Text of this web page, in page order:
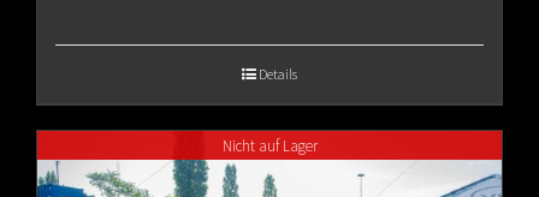
€80.00
Details
Nicht auf Lager